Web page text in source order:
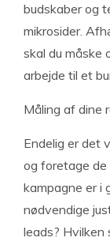
budskaber og
mikrosider.
skal du måske
arbejde til et
Måling af dine
Endelig er det
og foretage de
kampagne er i
nødvendige
leads? Hvilken